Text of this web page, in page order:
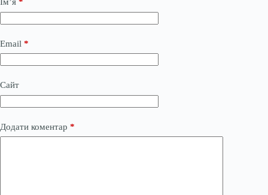
Email *
Сайт
Додати коментар *